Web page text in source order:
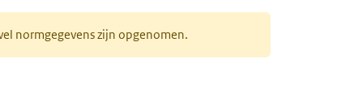
normgegevens zijn opgenomen.